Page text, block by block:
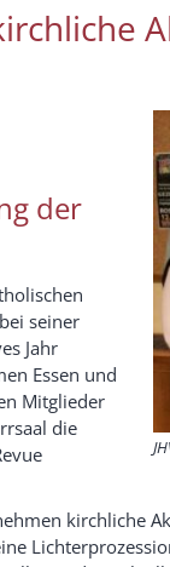
der
seiner
Jahr
Essen und
Mitglieder
die
kirchliche